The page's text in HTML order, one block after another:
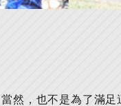
然，也不是為了滿